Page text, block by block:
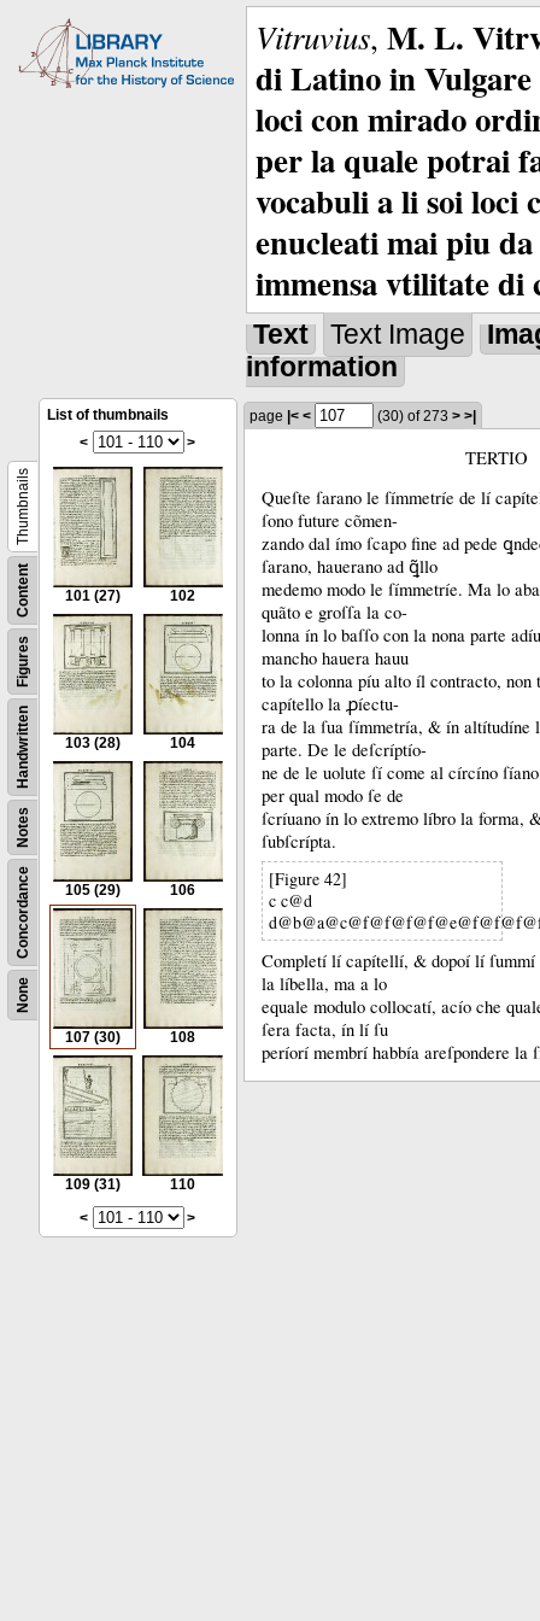
Vitruvius, M. L.
di Latino in Vulgare
loci con mirado
per la quale potrai
vocabuli a li soi loci
enucleati mai piu
immensa vtilitate di
Text Text Image
information
None
Concordance
Notes
Handwritten
Figures
Content
Thumbnails
List of thumbnails
<
>
101 (27) 102
103 (28) 104
105 (29) 106
107 (30) 108
109 (31)
110
<
>
page |< < (30) of 273 > >|
TERTIO
Queſte ſarano le ſímmetríe de lí
ſono future cõmen-
zando dal ímo ſcapo fine ad pede
ſarano, hauerano ad ꝗ̃llo
medemo modo le ſímmetríe. Ma lo
quãto e groſſa la co-
lonna ín lo baſſo con la nona parte
mancho hauera hauu
to la colonna píu alto íl contracto, non
capítello la ꝓíectu-
ra de la ſua ſímmetría, & ín altítudíne
parte. De le deſcríptío-
ne de le uolute ſí come al círcíno
per qual modo ſe de
ſcríuano ín lo extremo líbro la forma,
ſubſcrípta.
[Figure 42]
c c@d
Completí lí capítellí, & dopoí lí ſummí
la líbella, ma a lo
equale modulo collocatí, acío che
ſera facta, ín lí ſu
períorí membrí habbía areſpondere la